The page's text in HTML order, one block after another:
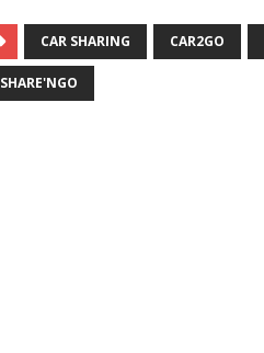
CAR SHARING CAR2GO
SHARE'NGO